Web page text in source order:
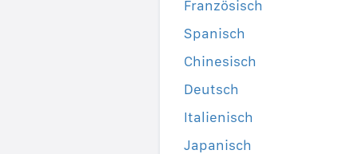
Französisch
Spanisch
Chinesisch
Deutsch
Italienisch
Japanisch